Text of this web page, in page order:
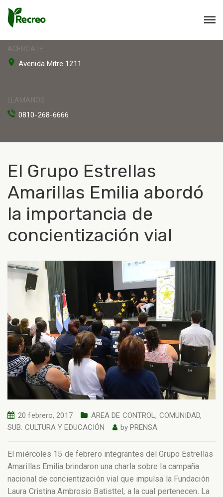
ACERCATE
Avenida Mitre 1211
LLAMANOS
0810-268-6666
El Grupo Estrellas
Amarillas Emilia abordó
la importancia de
concientización vial
20 febrero, 2017 AREA DE CONTROL, COMUNIDAD,
SUB. CULTURA Y EDUCACIÓN
by PRENSA
El miércoles 15 de febrero integrantes del Grupo Estrellas
Amarillas Emilia brindaron una charla sobre la campaña
nacional de concientización vial que impulsa la Fundación
Laura Cristina Ambrosio Batisttel, a la cual pertenecen. La